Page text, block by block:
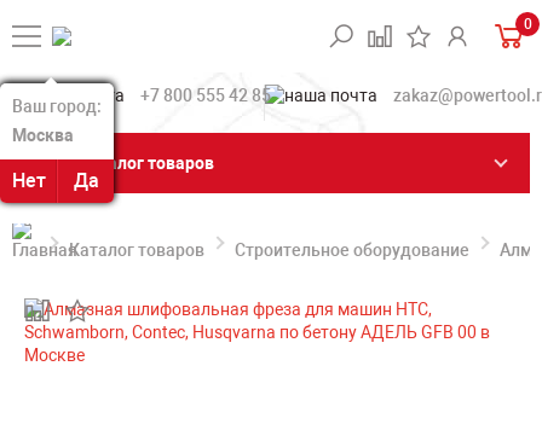
Ваш город:
Москва
Нет Да
Ваш город:
Москва
Нет Да
0
+7 800 555 42 85
Каталог товаров
Каталог товаров Строительное оборудование